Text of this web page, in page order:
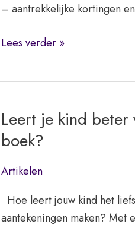
– aantrekkelijke kortingen
Magazijnopruiming
Lees verder »
Leert je kind beter
boek?
Artikelen
Hoe leert jouw kind het
aantekeningen maken? Met